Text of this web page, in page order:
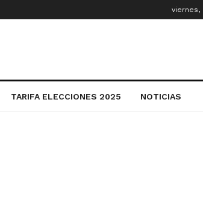
viernes,
TARIFA ELECCIONES 2025 NOTICIAS